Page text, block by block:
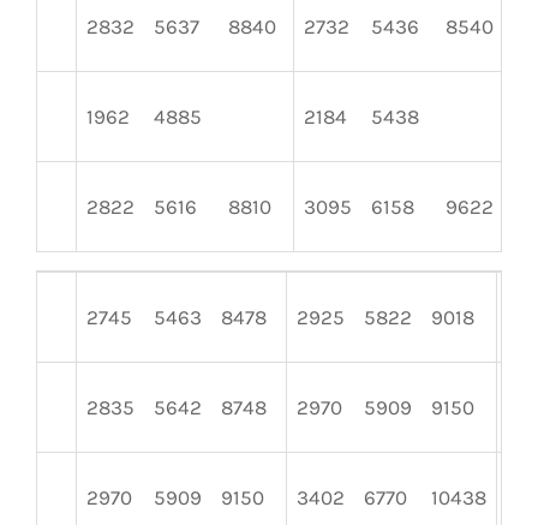
2832 5637 8840 2732 5436 8540
1962 4885 2184 5438
2822 5616 8810 3095 6158 9622
2745 5463 8478 2925 5822 9018
2835 5642 8748 2970 5909 9150
2970 5909 9150 3402 6770 10438